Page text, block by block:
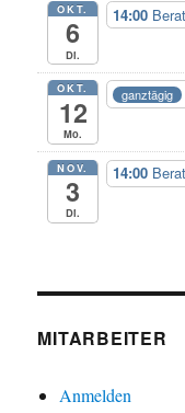
OKT.
6
Di.
14:00
OKT.
12
Mo.
ganztägig
NOV.
3
Di.
14:00
MITARBEITER
Anmelden